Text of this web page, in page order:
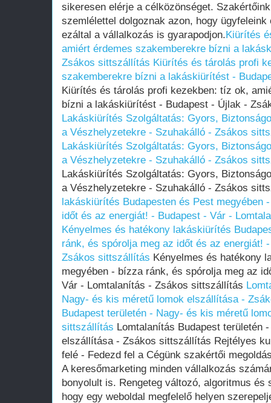
sikeresen elérje a célközönséget.
szemlélettel dolgoznak azon, hogy
ezáltal a vállalkozás is gyarapodjon.Kiürítés
amiért érdemes szakemberekre bízni a
Zsákos sittszállítás Kiürítés és tárolás profi
szakemberekre bízni a lakáskiürítést -
Kiürítés és tárolás profi kezekben: tíz ok,
bízni a lakáskiürítést - Budapest - Újlak -
Lakáskiürítés Szolgáltatás: Gyors,
a Vészhelyzetekre - Szuhakálló - Zsákos
Lakáskiürítés Szolgáltatás: Gyors,
a Vészhelyzetekre - Szuhakálló - Zsákos
Lakáskiürítés Szolgáltatás: Gyors,
a Vészhelyzetekre - Szuhakálló - Zsákos
lakáskiürítés Budapesten és Pest megyében
időt és az energiát! - Budapest - Vár -
Kényelmes és hatékony lakáskiürítés
ránk, és spórolja meg az időt és az energiát!
Zsákos sittszállítás Kényelmes és hatékony
megyében - bízza ránk, és spórolja meg az
Vár - Lomtalanítás - Zsákos sittszállítás
Nagy- és kis méretű lomok elszállítása -
Budapest területén - Nagy- és kis méretű
sittszállítás Lomtalanítás Budapest területén
elszállítása - Zsákos sittszállítás Rejtélyes
felé - Fedezd fel a Cégünk szakértői
A keresőmarketing minden vállalkozás
bonyolult is. Rengeteg változó, algoritmus
hogy egy weboldal megfelelő helyen